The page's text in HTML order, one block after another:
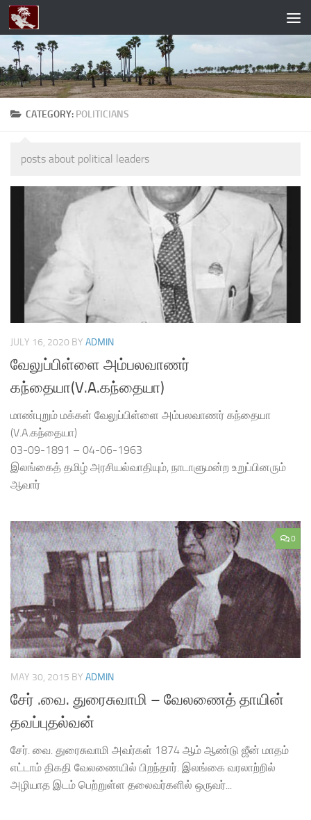
Skip to content
CATEGORY: POLITICIANS
posts about political leaders
JULY 16, 2020 BY ADMIN
வேலுப்பிள்ளை அம்பலவாணர்
கந்தையா(V.A.கந்தையா)
மாண்புறும் மக்கள் வேலுப்பிள்ளை அம்பலவாணர் கந்தையா
(V.A.கந்தையா)
03-09-1891 – 04-06-1963
இலங்கைத் தமிழ் அரசியல்வாதியும், நாடாளுமன்ற உறுப்பினரும்
ஆவார்
0
MAY 30, 2015 BY ADMIN
சேர் .வை. துரைசுவாமி – வேலணைத் தாயின்
தவப்புதல்வன்
சேர். வை. துரைசுவாமி அவர்கள் 1874 ஆம் ஆண்டு ஜீன் மாதம்
எட்டாம் திகதி வேலணையில் பிறந்தார். இலங்கை வரலாற்றில்
அழியாத இடம் பெற்றுள்ள தலைவர்களில் ஒருவர்...